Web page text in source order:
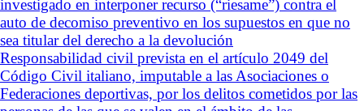
investigado en interponer recurso (“riesame”) contra el
auto de decomiso preventivo en los supuestos en que no
sea titular del derecho a la devolución
Responsabilidad civil prevista en el artículo 2049 del
Código Civil italiano, imputable a las Asociaciones o
Federaciones deportivas, por los delitos cometidos por las